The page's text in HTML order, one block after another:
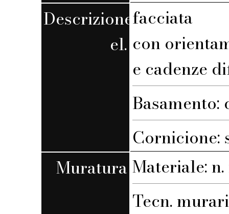
Descrizione
el.
facciata
con
e cadenze
Cornicione:
Muratura Materiale: n.
Tecn.